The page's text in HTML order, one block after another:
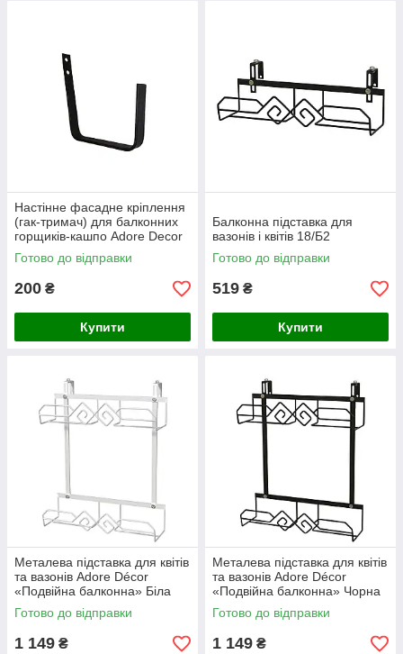
Настінне фасадне кріплення
(гак-тримач) для балконних
горщиків-кашпо Adore Decor
18х16х2 см
Готово до відправки
200 ₴
Купити
Балконна підставка для
вазонів і квітів 18/Б2
Готово до відправки
519 ₴
Купити
Металева підставка для квітів
та вазонів Adore Décor
«Подвійна балконна» Біла
Готово до відправки
1 149 ₴
Металева підставка для квітів
та вазонів Adore Décor
«Подвійна балконна» Чорна
Готово до відправки
1 149 ₴